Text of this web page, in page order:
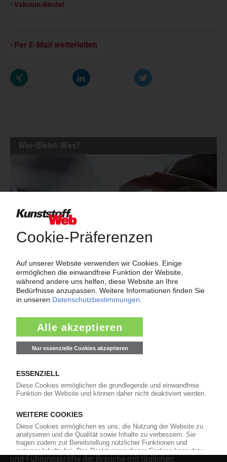
Vakuum-Beutel
Per E-Mail weiterleiten
Wer-Bietet-Was?
Das große Branchenbuch der Kunststoffindustrie: Informieren Sie
hier Kunden und Geschäftspartner über Ihre Produkte und
Mehr als 3.000 Unternehmen sind bereits im KunststoffWeb
verzeichnet – Sie auch?
Produkt- und Firmensuche
Über das KunststoffWeb
Als einer der Internet-Pioniere der Kunststoffindustrie
versorgt das KunststoffWeb bereits seit 1996 die Fach-
und Führungskräfte der Branche mit täglichen